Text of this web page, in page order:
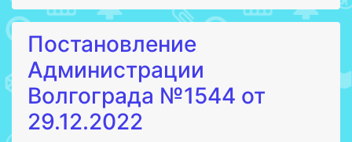
Постановление
Администрации
Волгограда №1544 от
29.12.2022